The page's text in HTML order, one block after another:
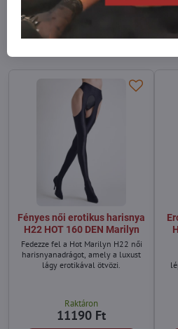
FacebookTwitter
Fényes női erotikus harisnya
H22 HOT 160 DEN Marilyn
Fedezze fel a Hot Marilyn H22 női
harisnyanadrágot, amely a luxust
lágy erotikával ötvözi.
Raktáron
11190 Ft